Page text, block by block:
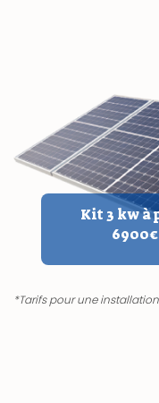
Kit 3 kw à
*Tarifs pour une